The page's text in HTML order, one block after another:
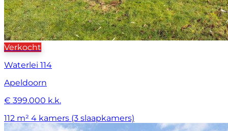
Verkocht
Waterlei 114
Apeldoorn
€ 399.000 k.k.
112 m² 4 kamers (3 slaapkamers)